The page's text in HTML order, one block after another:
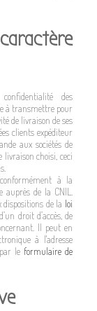
des
à transmettre pour
de livraison de ses
clients expéditeur
aux sociétés de
livraison choisi, ceci
à la
auprès de la CNIL.
de la loi
droit d’accès, de
Il peut en
à l'adresse
le formulaire de